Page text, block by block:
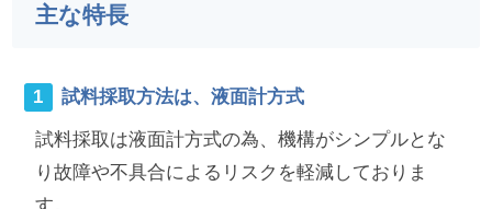
主な特長
試料採取方法は、液面計方式
試料採取は液面計方式の為、機構がシンプルとな
り故障や不具合によるリスクを軽減しておりま
す。